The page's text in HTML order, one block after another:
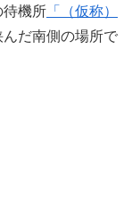
待機所 「（仮称）
だ南側の場所で